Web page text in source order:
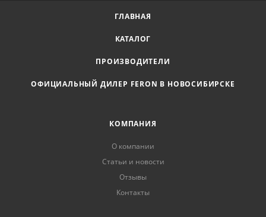
ГЛАВНАЯ
КАТАЛОГ
ПРОИЗВОДИТЕЛИ
ОФИЦИАЛЬНЫЙ ДИЛЕР FERON В НОВОСИБИРСКЕ
КОМПАНИЯ
О компании
Статьи и новости
Отзывы
Контакты